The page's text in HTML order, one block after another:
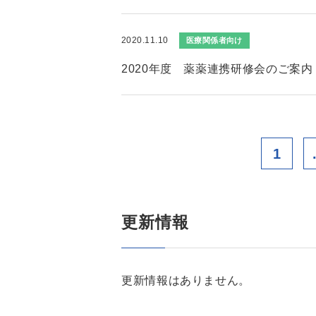
2020.11.10 医療関係者向け
2020年度 薬薬連携研修会のご案内
1
更新情報
更新情報はありません。